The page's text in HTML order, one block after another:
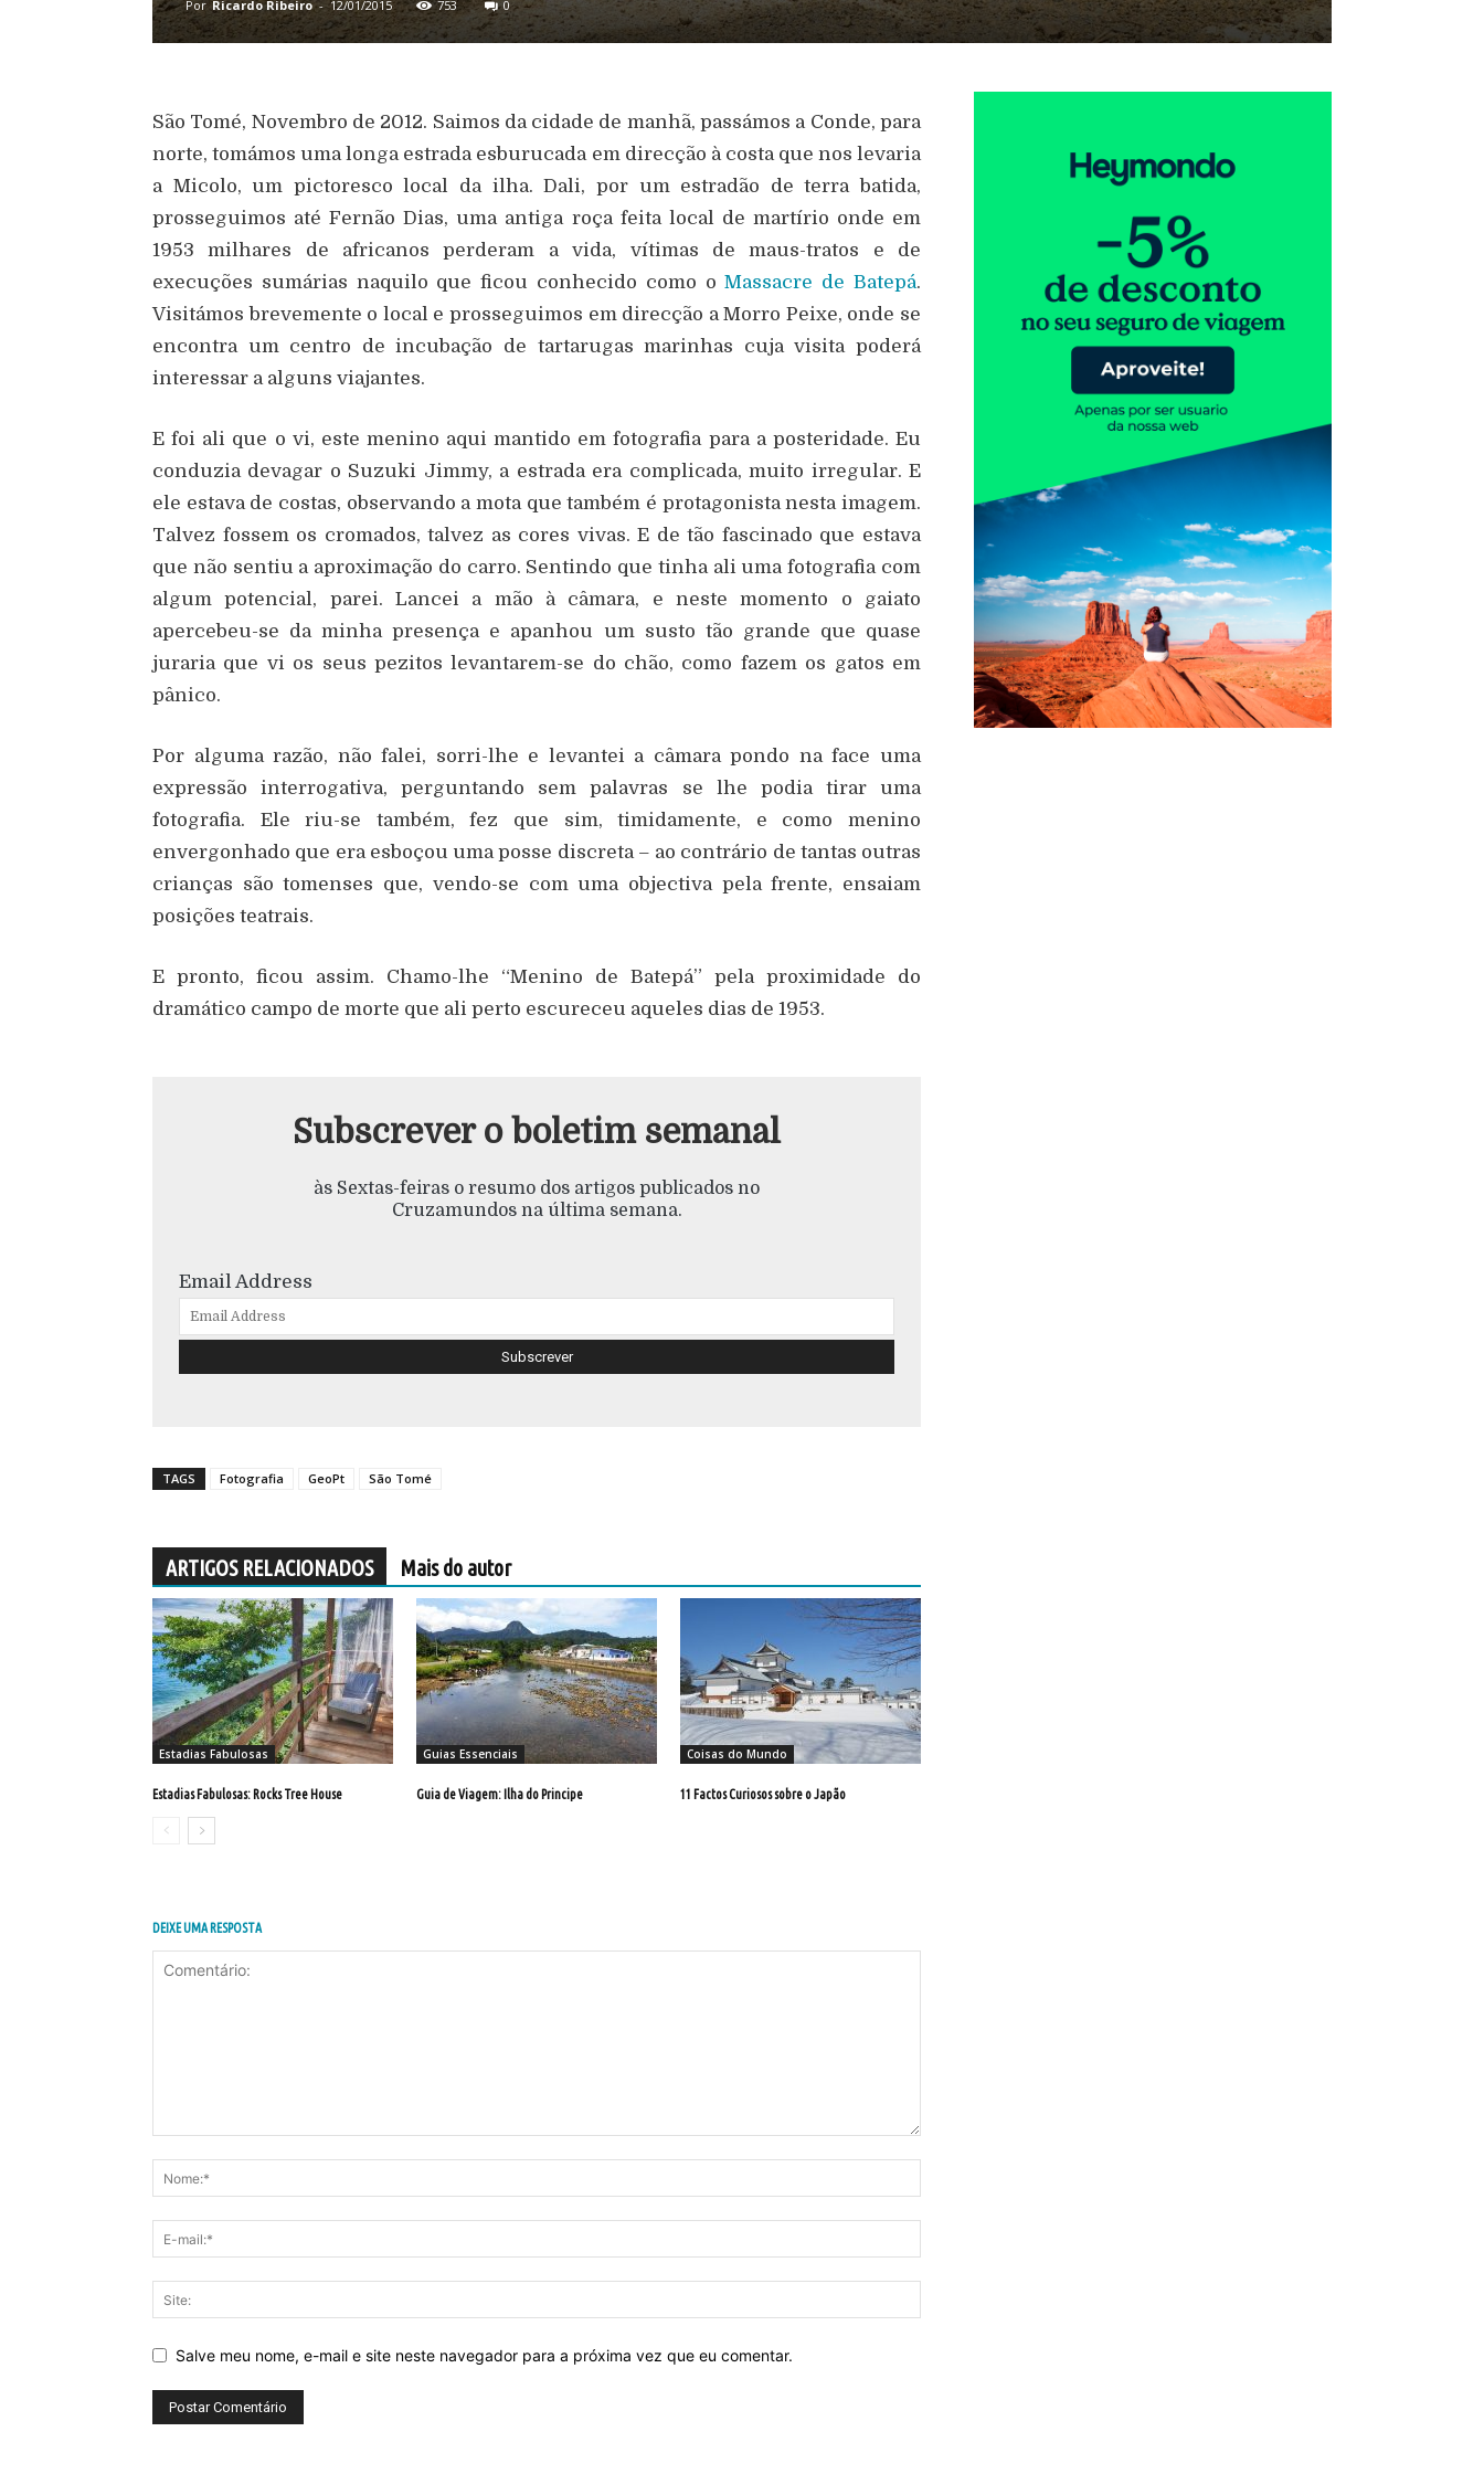
Por Ricardo Ribeiro - 12/01/2015 753 0
São Tomé, Novembro de 2012. Saimos da cidade de manhã, passámos a Conde, para
norte, tomámos uma longa estrada esburucada em direcção à costa que nos levaria
a Micolo, um pictoresco local da ilha. Dali, por um estradão de terra batida,
prosseguimos até Fernão Dias, uma antiga roça feita local de martírio onde em
1953 milhares de africanos perderam a vida, vítimas de maus-tratos e de
execuções sumárias naquilo que ficou conhecido como oMassacre de Batepá.
Visitámos brevemente o local e prosseguimos em direcção a Morro Peixe, onde se
encontra um centro de incubação de tartarugas marinhas cuja visita poderá
interessar a alguns viajantes.
E foi ali que o vi, este menino aqui mantido em fotografia para a posteridade. Eu
conduzia devagar o Suzuki Jimmy, a estrada era complicada, muito irregular. E
ele estava de costas, observando a mota que também é protagonista nesta imagem.
Talvez fossem os cromados, talvez as cores vivas. E de tão fascinado que estava
que não sentiu a aproximação do carro. Sentindo que tinha ali uma fotografia com
algum potencial, parei. Lancei a mão à câmara, e neste momento o gaiato
apercebeu-se da minha presença e apanhou um susto tão grande que quase
juraria que vi os seus pezitos levantarem-se do chão, como fazem os gatos em
pânico.
Por alguma razão, não falei, sorri-lhe e levantei a câmara pondo na face uma
expressão interrogativa, perguntando sem palavras se lhe podia tirar uma
fotografia. Ele riu-se também, fez que sim, timidamente, e como menino
envergonhado que era esboçou uma posse discreta – ao contrário de tantas outras
crianças são tomenses que, vendo-se com uma objectiva pela frente, ensaiam
posições teatrais.
E pronto, ficou assim. Chamo-lhe “Menino de Batepá” pela proximidade do
dramático campo de morte que ali perto escureceu aqueles dias de 1953.
Subscrever o boletim semanal
às Sextas-feiras o resumo dos artigos publicados no
Cruzamundos na última semana.
Email Address
TAGS Fotografia GeoPt São Tomé
ARTIGOS RELACIONADOS Mais do autor
Estadias Fabulosas
Estadias Fabulosas: Rocks Tree House
Guias Essenciais
Guia de Viagem: Ilha do Principe
Coisas do Mundo
11 Factos Curiosos sobre o Japão
DEIXE UMA RESPOSTA
Salve meu nome, e-mail e site neste navegador para a próxima vez que eu comentar.